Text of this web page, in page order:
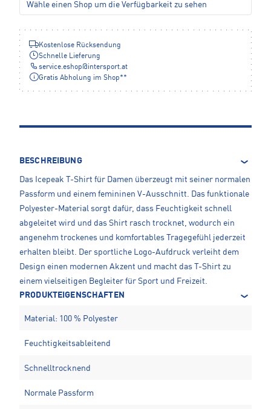
Wähle einen Shop um die Verfügbarkeit zu sehen
Kostenlose Rücksendung
Schnelle Lieferung
service.eshop@ intersport.at
Gratis Abholung im Shop**
BESCHREIBUNG
Das Icepeak T-Shirt für Damen überzeugt mit seiner normalen
Passform und einem femininen V-Ausschnitt. Das funktionale
Polyester-Material sorgt dafür, dass Feuchtigkeit schnell
abgeleitet wird und das Shirt rasch trocknet, wodurch ein
angenehm trockenes und komfortables Tragegefühl jederzeit
erhalten bleibt. Der sportliche Logo-Aufdruck verleiht dem
Design einen modernen Akzent und macht das T-Shirt zu
einem vielseitigen Begleiter für Sport und Freizeit.
PRODUKTEIGENSCHAFTEN
Material: 100 % Polyester
Feuchtigkeitsableitend
Schnelltrocknend
Normale Passform